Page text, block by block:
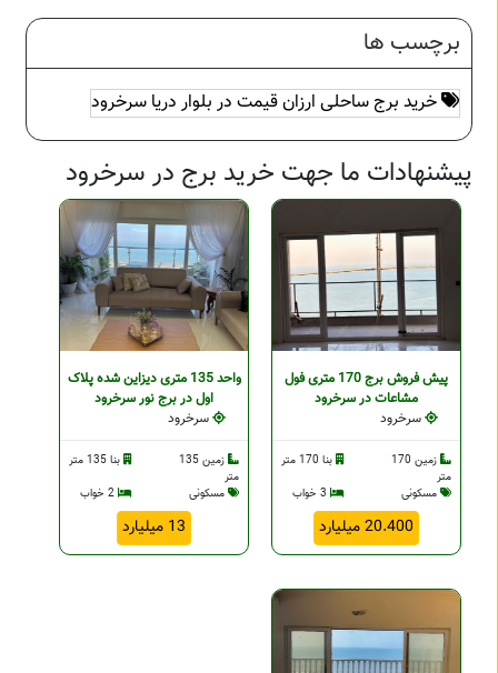
برچسب ها
خرید برج ساحلی ارزان قیمت در بلوار دریا سرخرود
پیشنهادات ما جهت خرید برج در سرخرود
پیش فروش برج 170 متری فول
مشاعات در سرخرود
سرخرود
زمین 170
متر
بنا 170 متر
مسکونی
20.400 میلیارد
واحد 135 متری دیزاین شده پلاک
اول در برج نور سرخرود
سرخرود
زمین 135
متر
بنا 135 متر
مسکونی
2 خواب
13 میلیارد